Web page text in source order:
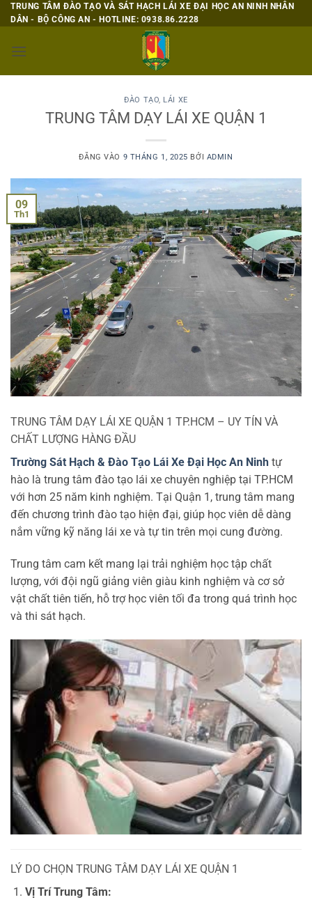
Bỏ
qua
dung
TRUNG TÂM ĐÀO TẠO VÀ SÁT HẠCH LÁI XE ĐẠI HỌC AN NINH NHÂN
DÂN - BỘ CÔNG AN - HOTLINE: 0938.86.2228
ĐÀO TẠO, LÁI XE
TRUNG TÂM DẠY LÁI XE QUẬN 1
ĐĂNG VÀO 9 THÁNG 1, 2025 BỞI ADMIN
09
Th1
TRUNG TÂM DẠY LÁI XE QUẬN 1 TP.HCM – UY TÍN VÀ
CHẤT LƯỢNG HÀNG ĐẦU
Trường Sát Hạch & Đào Tạo Lái Xe Đại Học An Ninh tự
hào là trung tâm đào tạo lái xe chuyên nghiệp tại TP.HCM
với hơn 25 năm kinh nghiệm. Tại Quận 1, trung tâm mang
đến chương trình đào tạo hiện đại, giúp học viên dễ dàng
nắm vững kỹ năng lái xe và tự tin trên mọi cung đường.
Trung tâm cam kết mang lại trải nghiệm học tập chất
lượng, với đội ngũ giảng viên giàu kinh nghiệm và cơ sở
vật chất tiên tiến, hỗ trợ học viên tối đa trong quá trình học
và thi sát hạch.
LÝ DO CHỌN TRUNG TÂM DẠY LÁI XE QUẬN 1
Vị Trí Trung Tâm: